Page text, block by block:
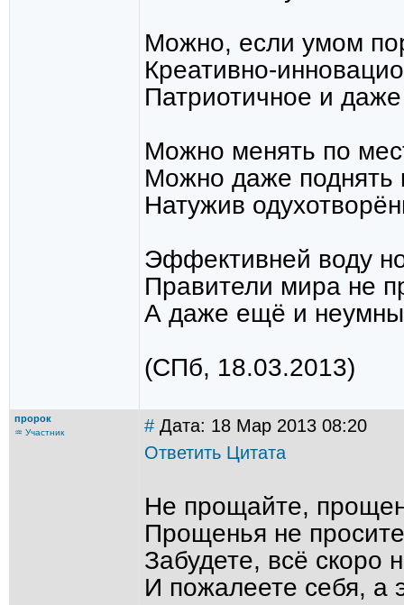
Можно, если умом
Креативно-
Патриотичное и
Можно менять по
Можно даже поднять
Натужив
Эффективней воду
Правители мира не
А даже ещё и
(СПб, 18.03.2013)
пророк
♒ Участник # Дата: 18 Мар 2013 08:20
Ответить Цитата
Не прощайте,
Прощенья не
Забудете, всё скоро
И пожалеете себя, а